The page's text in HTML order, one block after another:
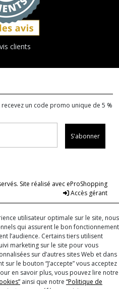
clients
un code promo unique de 5 %
S'abonner
Site réalisé avec eProShopping
Accès gérant
utilisateur optimale sur le site, nous
qui assurent le bon fonctionnement
l’audience. Certains tiers utilisent
marketing sur le site pour vous
sur d’autres sites Web et dans
le bouton “J’accepte” vous acceptez
en savoir plus, vous pouvez lire notre
ainsi que notre “Politique de